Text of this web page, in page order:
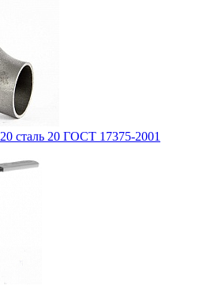
сталь 20 ГОСТ 17375-2001